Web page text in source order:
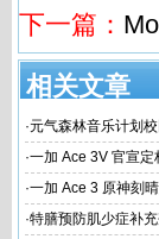
下一篇：
相关文章
·元气森林音乐计划
学唱响
·一加 Ace 3V 官宣
·一加 Ace 3 原神刻
定制新标杆
·特膳预防肌少症补